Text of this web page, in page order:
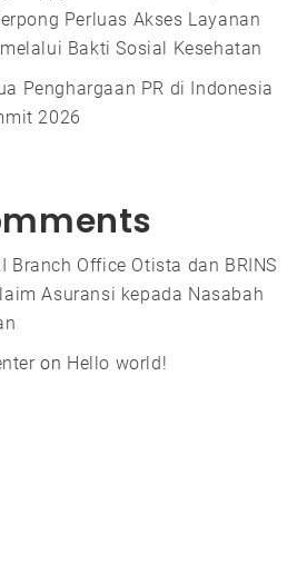
Perluas Akses Layanan
Bakti Sosial Kesehatan
Penghargaan PR di Indonesia
2026
Branch Office Otista dan BRINS
Asuransi kepada Nasabah
on Hello world!